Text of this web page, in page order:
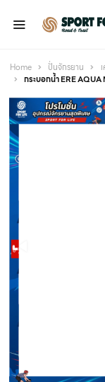
Home ปั่นจักรยาน
กระบอกน้ำ ERE